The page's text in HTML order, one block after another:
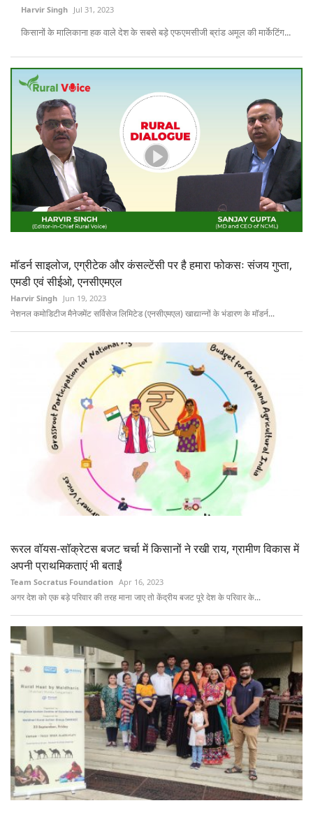
Harvir Singh Jul 31, 2023
किसानों के मालिकाना हक वाले देश के सबसे बड़े एफएमसीजी ब्रांड अमूल की मार्केटिंग...
मॉडर्न साइलोज, एग्रीटेक और कंसल्टेंसी पर है हमारा फोकसः संजय गुप्ता,
एमडी एवं सीईओ, एनसीएमएल
Harvir Singh Jun 19, 2023
नेशनल कमोडिटीज मैनेजमेंट सर्विसेज लिमिटेड (एनसीएमएल) खाद्यान्नों के भंडारण के मॉडर्न...
रूरल वॉयस-सॉक्रेटस बजट चर्चा में किसानों ने रखी राय, ग्रामीण विकास में
अपनी प्राथमिकताएं भी बताईं
Team Socratus Foundation Apr 16, 2023
अगर देश को एक बड़े परिवार की तरह माना जाए तो केंद्रीय बजट पूरे देश के परिवार के...